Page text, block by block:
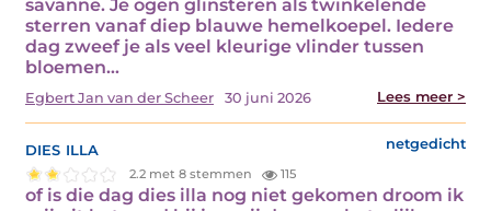
savanne. Je ogen glinsteren als twinkelende
sterren vanaf diep blauwe hemelkoepel. Iedere
dag zweef je als veel kleurige vlinder tussen
bloemen…
Egbert Jan van der Scheer 30 juni 2026 Lees meer >
dies illa netgedicht
2.2 met 8 stemmen 115
of is die dag dies illa nog niet gekomen droom ik